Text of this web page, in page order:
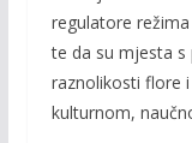
regulatore
te da su mjesta
raznolikosti flore
kulturnom,